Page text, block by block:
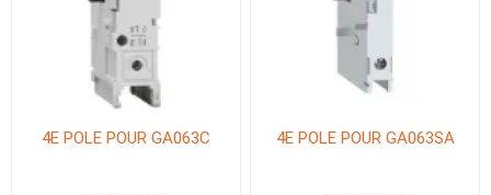
4E POLE POUR GA063C 4E POLE POUR GA063SA